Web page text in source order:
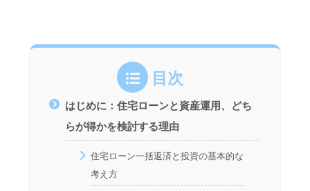
目次
はじめに：住宅ローンと資産運用、どち
らが得かを検討する理由
住宅ローン一括返済と投資の基本的な
考え方